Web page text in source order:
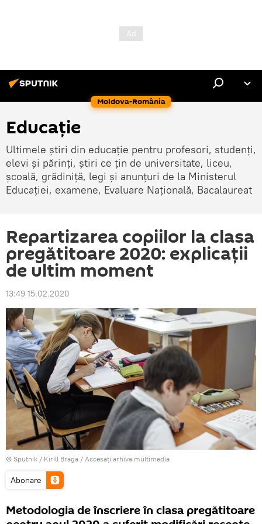
Moldova-România
Educație
Ultimele știri din educație pentru profesori, studenți,
elevi și părinți, știri ce țin de universitate, liceu,
școală, grădiniță, legi și anunțuri de la Ministerul
Educației, examene, Evaluare Națională, Bacalaureat
Repartizarea copiilor la clasa
pregătitoare 2020: explicații
de ultim moment
13:49 15.02.2020
© Sputnik / Kirill Braga / Accesați arhiva multimedia
Abonare
Metodologia de înscriere în clasa pregătitoare